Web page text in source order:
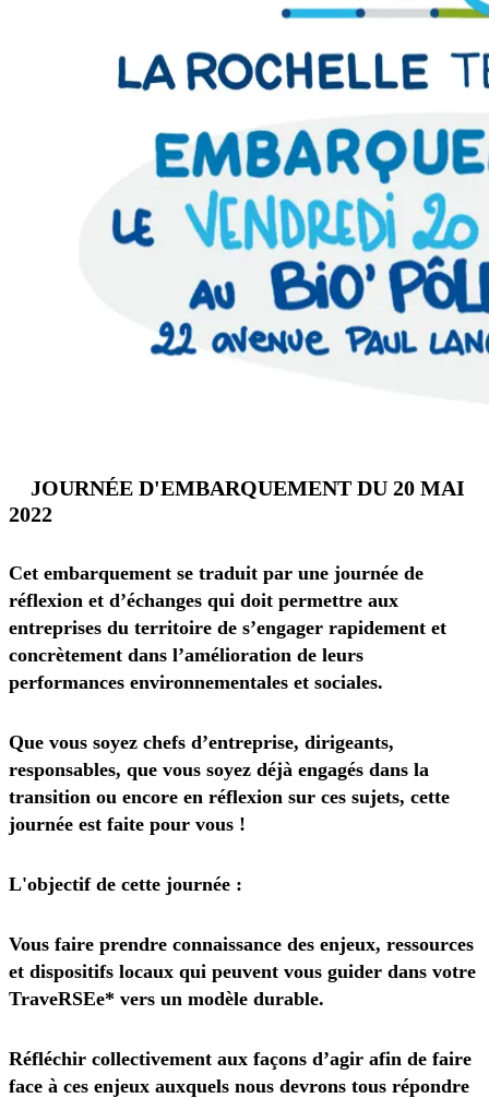
JOURNÉE D'EMBARQUEMENT DU 20 MAI
2022
Cet embarquement se traduit par une journée de
réflexion et d’échanges qui doit permettre aux
entreprises du territoire de s’engager rapidement et
concrètement dans l’amélioration de leurs
performances environnementales et sociales.
Que vous soyez chefs d’entreprise, dirigeants,
responsables, que vous soyez déjà engagés dans la
transition ou encore en réflexion sur ces sujets, cette
journée est faite pour vous !
L'objectif de cette journée :
Vous faire prendre connaissance des enjeux, ressources
et dispositifs locaux qui peuvent vous guider dans votre
TraveRSEe* vers un modèle durable.
Réfléchir collectivement aux façons d’agir afin de faire
face à ces enjeux auxquels nous devrons tous répondre